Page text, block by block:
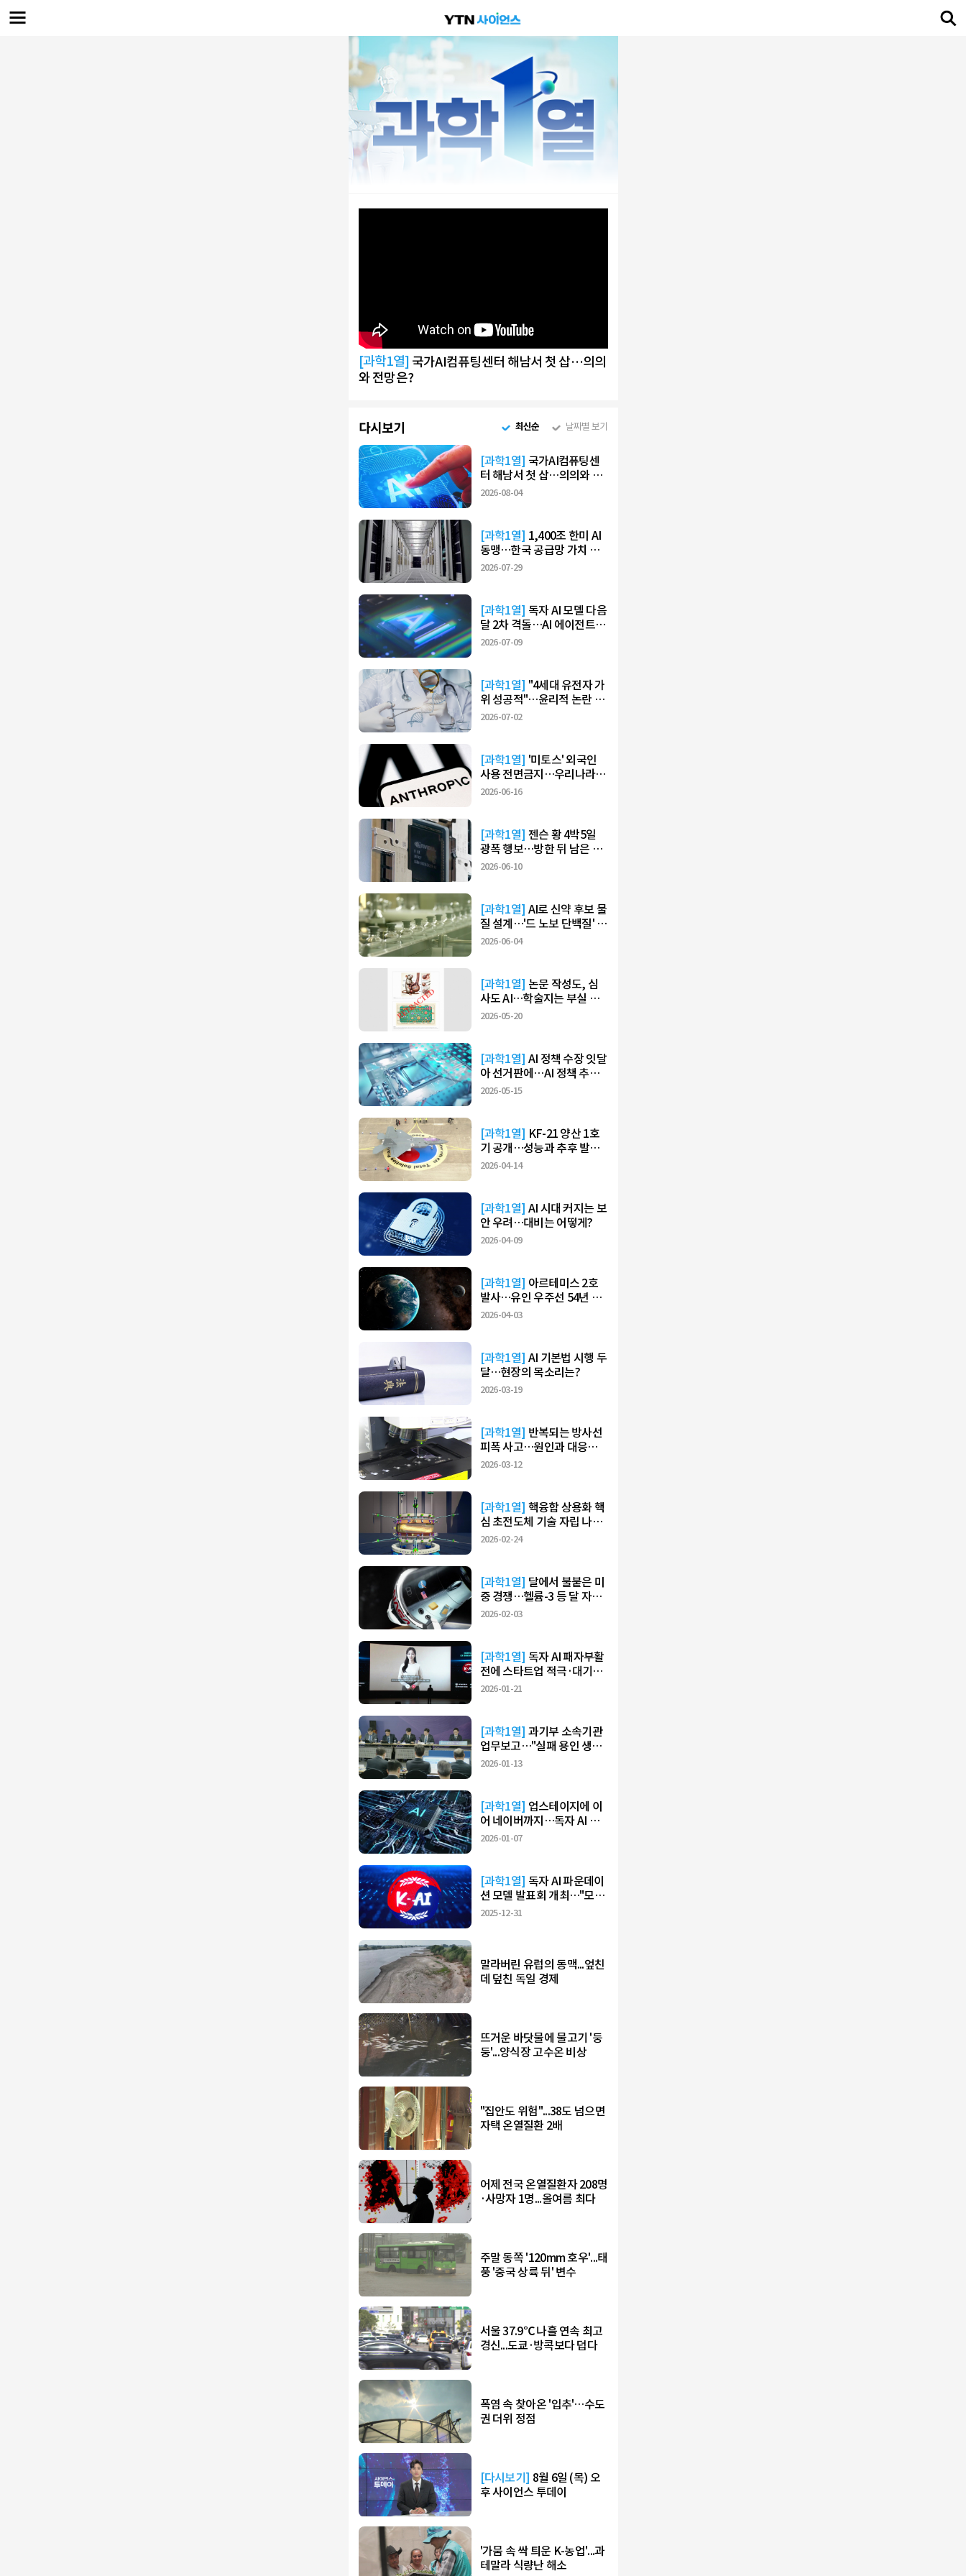
[과학1열] 국가AI컴퓨팅센터 해남서 첫 삽…의의
와 전망은?
다시보기 최신순 날짜별 보기
[과학1열] 국가AI컴퓨팅센
터 해남서 첫 삽…의의와 전
망은?
2026-08-04
[과학1열] 1,400조 한미 AI
동맹…한국 공급망 가치 재
부각
2026-07-29
[과학1열] 독자 AI 모델 다음
달 2차 격돌…AI 에이전트
주목
2026-07-09
[과학1열] "4세대 유전자 가
위 성공적"…윤리적 논란 가
열
2026-07-02
[과학1열] '미토스' 외국인
사용 전면금지…우리나라도
'불똥'
2026-06-16
[과학1열] 젠슨 황 4박5일
광폭 행보…방한 뒤 남은 과
제는?
2026-06-10
[과학1열] AI로 신약 후보 물
질 설계…'드 노보 단백질' 기
대와 우려는?
2026-06-04
[과학1열] 논문 작성도, 심
사도 AI…학술지는 부실 검
증
2026-05-20
[과학1열] AI 정책 수장 잇달
아 선거판에…AI 정책 추진
이상없나?
2026-05-15
[과학1열] KF-21 양산 1호
기 공개…성능과 추후 발전
과제는?
2026-04-14
[과학1열] AI 시대 커지는 보
안 우려…대비는 어떻게?
2026-04-09
[과학1열] 아르테미스 2호
발사…유인 우주선 54년 만
에 탐사
2026-04-03
[과학1열] AI 기본법 시행 두
달…현장의 목소리는?
2026-03-19
[과학1열] 반복되는 방사선
피폭 사고…원인과 대응법
은?
2026-03-12
[과학1열] 핵융합 상용화 핵
심 초전도체 기술 자립 나선
다!
2026-02-24
[과학1열] 달에서 불붙은 미
중 경쟁…헬륨-3 등 달 자원
에 '눈독'
2026-02-03
[과학1열] 독자 AI 패자부활
전에 스타트업 적극·대기업
미온
2026-01-21
[과학1열] 과기부 소속기관
업무보고…"실패 용인 생태
계 만들어야"
2026-01-13
[과학1열] 업스테이지에 이
어 네이버까지…독자 AI 모
델 '논란'
2026-01-07
[과학1열] 독자 AI 파운데이
션 모델 발표회 개최…"모두
가 승자"
2025-12-31
말라버린 유럽의 동맥...엎친
데 덮친 독일 경제
뜨거운 바닷물에 물고기 '둥
둥'...양식장 고수온 비상
"집안도 위험"...38도 넘으면
자택 온열질환 2배
어제 전국 온열질환자 208명
·사망자 1명...올여름 최다
주말 동쪽 '120mm 호우'...태
풍 '중국 상륙 뒤' 변수
서울 37.9℃ 나흘 연속 최고
경신...도쿄·방콕보다 덥다
폭염 속 찾아온 '입추'…수도
권 더위 정점
[다시보기] 8월 6일 (목) 오
후 사이언스 투데이
'가뭄 속 싹 틔운 K-농업'...과
테말라 식량난 해소